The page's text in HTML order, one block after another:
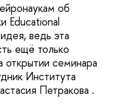
об
Educational
ведь эта
ещё только
семинара
Института
Петракова .